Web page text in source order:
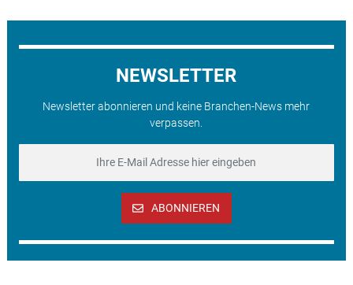
NEWSLETTER
Newsletter abonnieren und keine Branchen-News mehr
verpassen.
ABONNIEREN